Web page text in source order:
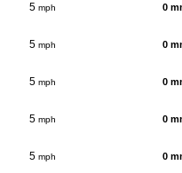
5 mph 0
5 mph 0
5 mph 0
5 mph 0
5 mph 0